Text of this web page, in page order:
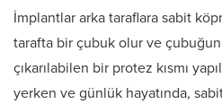
İmplantlar arka taraflara sabit
tarafta bir çubuk olur ve çubuğun
çıkarılabilen bir protez kısmı
yerken ve günlük hayatında,